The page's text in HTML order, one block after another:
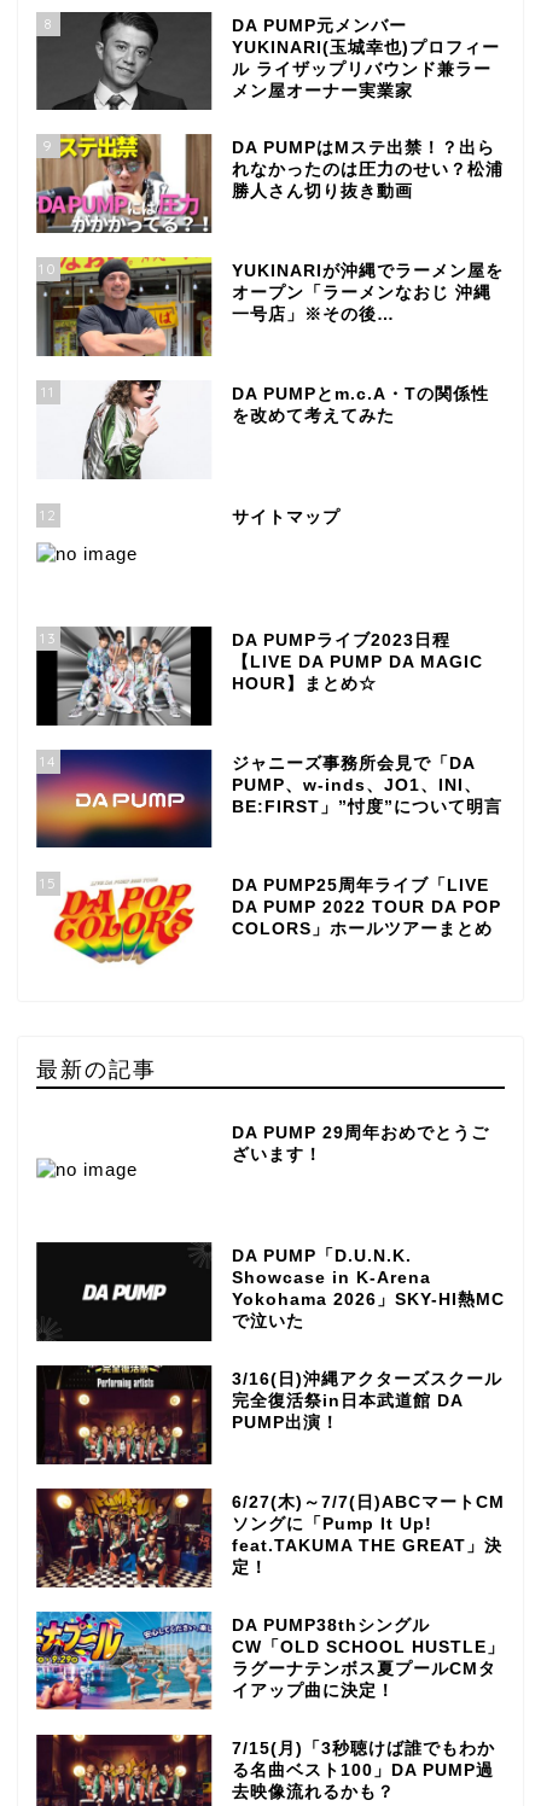
8
DA PUMP元メンバー
YUKINARI(玉城幸也)プロフィー
ル ライザップリバウンド兼ラー
メン屋オーナー実業家
9
DA PUMPはMステ出禁！？出ら
れなかったのは圧力のせい？松浦
勝人さん切り抜き動画
10
YUKINARIが沖縄でラーメン屋を
オープン「ラーメンなおじ 沖縄
一号店」※その後…
11
DA PUMPとm.c.A・Tの関係性
を改めて考えてみた
12 サイトマップ
13
DA PUMPライブ2023日程
【LIVE DA PUMP DA MAGIC
HOUR】まとめ☆
14
ジャニーズ事務所会見で「DA
PUMP、w-inds、JO1、INI、
BE:FIRST」”忖度”について明言
15
DA PUMP25周年ライブ「LIVE
DA PUMP 2022 TOUR DA POP
COLORS」ホールツアーまとめ
最新の記事
DA PUMP 29周年おめでとうご
ざいます！
DA PUMP「D.U.N.K.
Showcase in K-Arena
Yokohama 2026」SKY-HI熱MC
で泣いた
3/16(日)沖縄アクターズスクール
完全復活祭in日本武道館 DA
PUMP出演！
6/27(木)～7/7(日)ABCマートCM
ソングに「Pump It Up!
feat.TAKUMA THE GREAT」決
定！
DA PUMP38thシングル
CW「OLD SCHOOL HUSTLE」
ラグーナテンボス夏プールCMタ
イアップ曲に決定！
7/15(月)「3秒聴けば誰でもわか
る名曲ベスト100」DA PUMP過
去映像流れるかも？